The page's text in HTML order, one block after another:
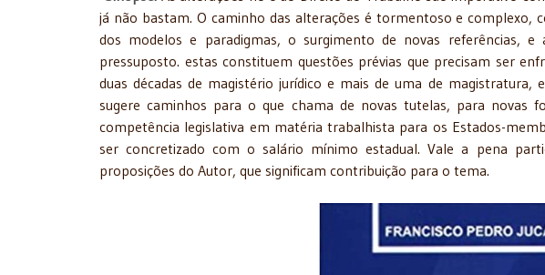
já não bastam. O caminho das alterações é tormentoso e complexo,
dos modelos e paradigmas, o surgimento de novas referências,
pressuposto. estas constituem questões prévias que precisam ser
duas décadas de magistério jurídico e mais de uma de magistratura,
sugere caminhos para o que chama de novas tutelas, para novas
competência legislativa em matéria trabalhista para os Estados-
ser concretizado com o salário mínimo estadual. Vale a pena
proposições do Autor, que significam contribuição para o tema.